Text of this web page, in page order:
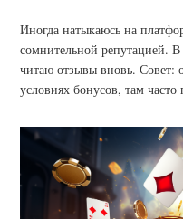
Иногда натыкаюсь на
сомнительной репутацией.
читаю отзывы вновь. Совет:
условиях бонусов, там